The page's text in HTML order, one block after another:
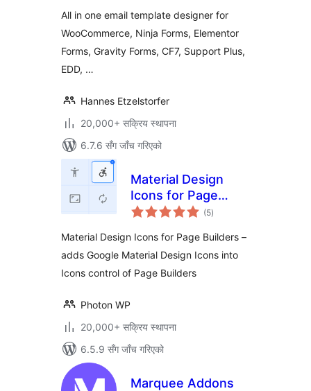
All in one email template designer for
WooCommerce, Ninja Forms, Elementor
Forms, Gravity Forms, CF7, Support Plus,
EDD, …
Hannes Etzelstorfer
20,000+ सक्रिय स्थापना
6.7.6 सँग जाँच गरिएको
Material Design
Icons for Page
Builders
(5कुल
रेटिङ्गहरू
)
Material Design Icons for Page Builders –
adds Google Material Design Icons into
Icons control of Page Builders
Photon WP
20,000+ सक्रिय स्थापना
6.5.9 सँग जाँच गरिएको
Marquee Addons